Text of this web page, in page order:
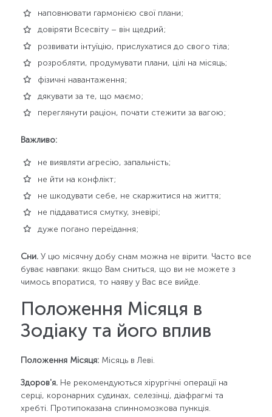
наповнювати гармонією свої плани;
довіряти Всесвіту – він щедрий;
розвивати інтуїцію, прислухатися до свого тіла;
розробляти, продумувати плани, цілі на місяць;
фізичні навантаження;
дякувати за те, що маємо;
переглянути раціон, почати стежити за вагою;
Важливо:
не виявляти агресію, запальність;
не йти на конфлікт;
не шкодувати себе, не скаржитися на життя;
не піддаватися смутку, зневірі;
дуже погано переїдання;
Сни.У цю місячну добу снам можна не вірити. Часто все
буває навпаки: якщо Вам сниться, що ви не можете з
чимось впоратися, то наяву у Вас все вийде.
Положення Місяця в
Зодіаку та його вплив
Положення Місяця:Місяць в Леві.
Здоров'я.Не рекомендуються хірургічні операції на
серці, коронарних судинах, селезінці, діафрагмі та
хребті. Протипоказана спинномозкова пункція.